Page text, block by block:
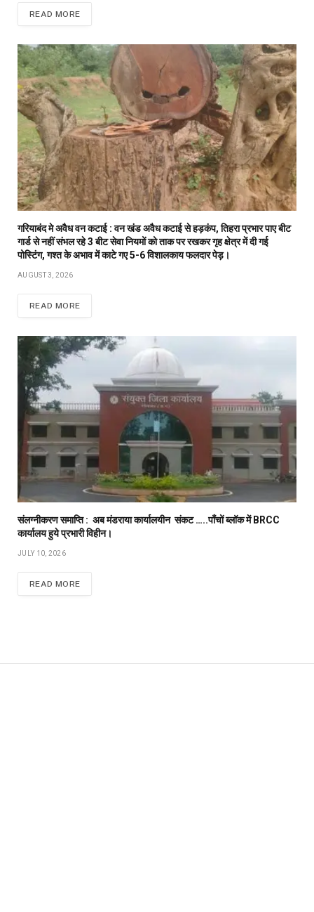
READ MORE
गरियाबंद मे अवैध वन कटाई : वन खंड अवैध कटाई से हड़कंप, तिहरा प्रभार पाए बीट
गार्ड से नहीं संभल रहे 3 बीट सेवा नियमों को ताक पर रखकर गृह क्षेत्र में दी गई
पोस्टिंग, गश्त के अभाव में काटे गए 5-6 विशालकाय फलदार पेड़।
AUGUST 3, 2026
READ MORE
संलग्नीकरण समाप्ति : अब मंडराया कार्यालयीन संकट …..पाँचों ब्लॉक में BRCC
कार्यालय हुये प्रभारी विहीन।
JULY 10, 2026
READ MORE